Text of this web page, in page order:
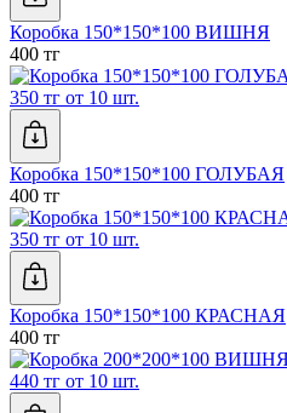
Коробка 150*150*100 ВИШНЯ
400 тг
350 тг от 10 шт.
Коробка 150*150*100 ГОЛУБАЯ
400 тг
350 тг от 10 шт.
Коробка 150*150*100 КРАСНАЯ
400 тг
440 тг от 10 шт.